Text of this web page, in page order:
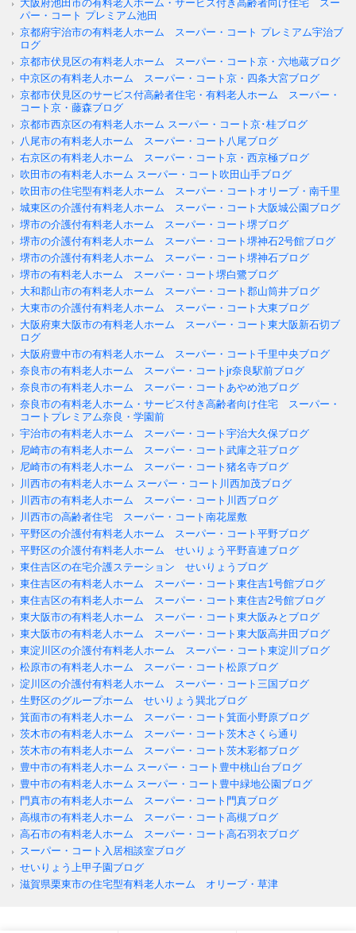
大阪府池田市の有料老人ホーム・サービス付き高齢者向け住宅 スー
パー・コート プレミアム池田
京都府宇治市の有料老人ホーム スーパー・コート プレミアム宇治ブ
ログ
京都市伏見区の有料老人ホーム スーパー・コート京・六地蔵ブログ
中京区の有料老人ホーム スーパー・コート京・四条大宮ブログ
京都市伏見区のサービス付高齢者住宅・有料老人ホーム スーパー・
コート京・藤森ブログ
京都市西京区の有料老人ホーム スーパー・コート京･桂ブログ
八尾市の有料老人ホーム スーパー・コート八尾ブログ
右京区の有料老人ホーム スーパー・コート京・西京極ブログ
吹田市の有料老人ホーム スーパー・コート吹田山手ブログ
吹田市の住宅型有料老人ホーム スーパー・コートオリーブ・南千里
城東区の介護付有料老人ホーム スーパー・コート大阪城公園ブログ
堺市の介護付有料老人ホーム スーパー・コート堺ブログ
堺市の介護付有料老人ホーム スーパー・コート堺神石2号館ブログ
堺市の介護付有料老人ホーム スーパー・コート堺神石ブログ
堺市の有料老人ホーム スーパー・コート堺白鷺ブログ
大和郡山市の有料老人ホーム スーパー・コート郡山筒井ブログ
大東市の介護付有料老人ホーム スーパー・コート大東ブログ
大阪府東大阪市の有料老人ホーム スーパー・コート東大阪新石切ブ
ログ
大阪府豊中市の有料老人ホーム スーパー・コート千里中央ブログ
奈良市の有料老人ホーム スーパー・コートjr奈良駅前ブログ
奈良市の有料老人ホーム スーパー・コートあやめ池ブログ
奈良市の有料老人ホーム・サービス付き高齢者向け住宅 スーパー・
コートプレミアム奈良・学園前
宇治市の有料老人ホーム スーパー・コート宇治大久保ブログ
尼崎市の有料老人ホーム スーパー・コート武庫之荘ブログ
尼崎市の有料老人ホーム スーパー・コート猪名寺ブログ
川西市の有料老人ホーム スーパー・コート川西加茂ブログ
川西市の有料老人ホーム スーパー・コート川西ブログ
川西市の高齢者住宅 スーパー・コート南花屋敷
平野区の介護付有料老人ホーム スーパー・コート平野ブログ
平野区の介護付有料老人ホーム せいりょう平野喜連ブログ
東住吉区の在宅介護ステーション せいりょうブログ
東住吉区の有料老人ホーム スーパー・コート東住吉1号館ブログ
東住吉区の有料老人ホーム スーパー・コート東住吉2号館ブログ
東大阪市の有料老人ホーム スーパー・コート東大阪みとブログ
東大阪市の有料老人ホーム スーパー・コート東大阪高井田ブログ
東淀川区の介護付有料老人ホーム スーパー・コート東淀川ブログ
松原市の有料老人ホーム スーパー・コート松原ブログ
淀川区の介護付有料老人ホーム スーパー・コート三国ブログ
生野区のグループホーム せいりょう巽北ブログ
箕面市の有料老人ホーム スーパー・コート箕面小野原ブログ
茨木市の有料老人ホーム スーパー・コート茨木さくら通り
茨木市の有料老人ホーム スーパー・コート茨木彩都ブログ
豊中市の有料老人ホーム スーパー・コート豊中桃山台ブログ
豊中市の有料老人ホーム スーパー・コート豊中緑地公園ブログ
門真市の有料老人ホーム スーパー・コート門真ブログ
高槻市の有料老人ホーム スーパー・コート高槻ブログ
高石市の有料老人ホーム スーパー・コート高石羽衣ブログ
スーパー・コート入居相談室ブログ
せいりょう上甲子園ブログ
滋賀県栗東市の住宅型有料老人ホーム オリーブ・草津